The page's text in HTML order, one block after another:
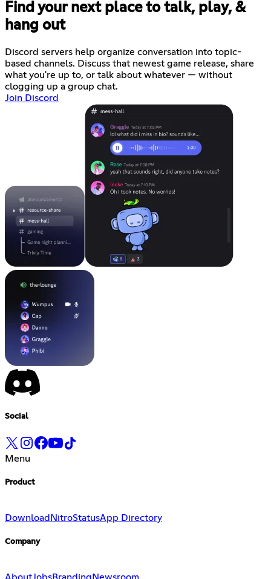
Find your next place to talk, play, &
hang out
Discord servers help organize conversation into topic-
based channels. Discuss that newest game release, share
what you're up to, or talk about whatever — without
clogging up a group chat.
Join Discord
Social
Menu
Product
Download NitroStatusApp Directory
Company